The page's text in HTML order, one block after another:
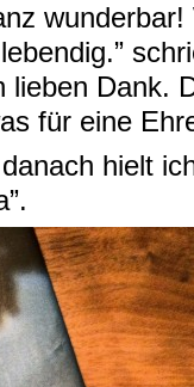
lieben Dank.
für eine
hielt